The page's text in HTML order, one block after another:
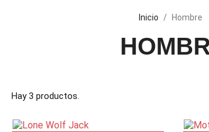
Inicio Hombre
Hay 3 productos.